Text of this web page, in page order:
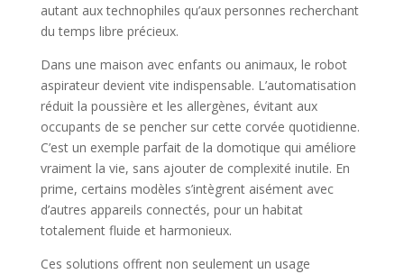
autant aux technophiles qu’aux personnes recherchant
du temps libre précieux.
Dans une maison avec enfants ou animaux, le robot
aspirateur devient vite indispensable. L’automatisation
réduit la poussière et les allergènes, évitant aux
occupants de se pencher sur cette corvée quotidienne.
C’est un exemple parfait de la domotique qui améliore
vraiment la vie, sans ajouter de complexité inutile. En
prime, certains modèles s’intègrent aisément avec
d’autres appareils connectés, pour un habitat
totalement fluide et harmonieux.
Ces solutions offrent non seulement un usage